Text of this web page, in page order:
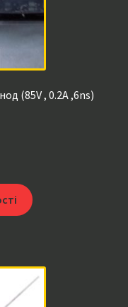
(85V , 0.2A ,6ns)